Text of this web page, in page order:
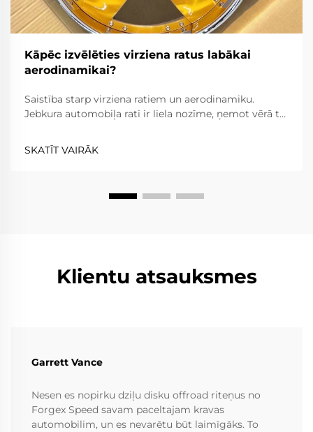
Kāpēc izvēlēties virziena ratus labākai
aerodinamikai?
Saistība starp virziena ratiem un aerodinamiku.
Jebkura automobiļa rati ir liela nozīme, ņemot vērā to
izņēmums; tie parasti uzlabo veiktspēju gr...
SKATĪT VAIRĀK
Klientu atsauksmes
Garrett Vance
Nesen es nopirku dziļu disku offroad riteņus no
Forgex Speed savam paceltajam kravas
automobilim, un es nevarētu būt laimīgāks. To